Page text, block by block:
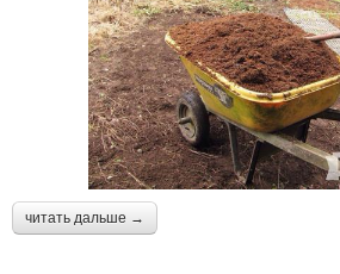
читать дальше →